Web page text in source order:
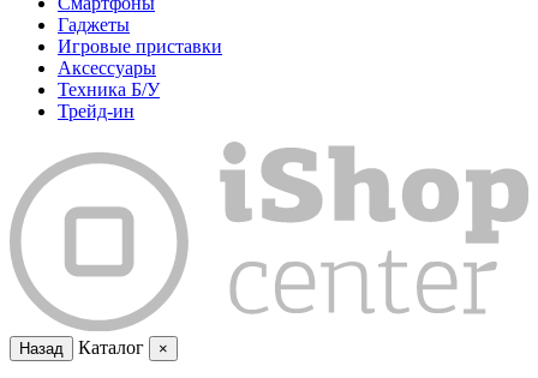
Гаджеты
Игровые приставки
Аксессуары
Техника Б/У
Трейд-ин
Назад Каталог ×